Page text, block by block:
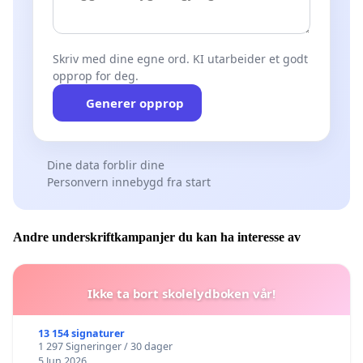
Skriv med dine egne ord. KI utarbeider et godt
opprop for deg.
Generer opprop
Dine data forblir dine
Personvern innebygd fra start
Andre underskriftkampanjer du kan ha interesse av
Ikke ta bort skolelydboken vår!
13 154 signaturer
1 297 Signeringer / 30 dager